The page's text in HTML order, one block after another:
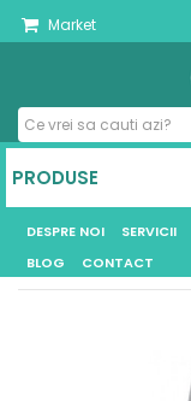
Market
PRODUSE
DESPRE NOI SERVICII
BLOG
CONTACT